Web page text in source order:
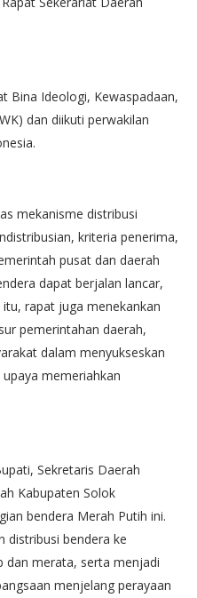
Bina Ideologi, Kewaspadaan,
dan diikuti perwakilan
mekanisme distribusi
kriteria penerima,
pusat dan daerah
dapat berjalan lancar,
rapat juga menekankan
pemerintahan daerah,
dalam menyukseskan
memeriahkan
Sekretaris Daerah
Kabupaten Solok
bendera Merah Putih ini.
distribusi bendera ke
dan merata, serta menjadi
menjelang perayaan